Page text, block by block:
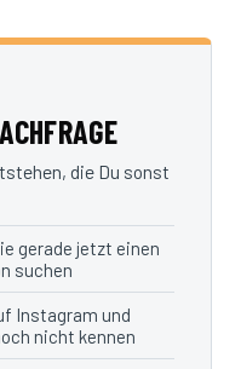
die Du sonst
gerade jetzt einen
suchen
Instagram und
nicht kennen